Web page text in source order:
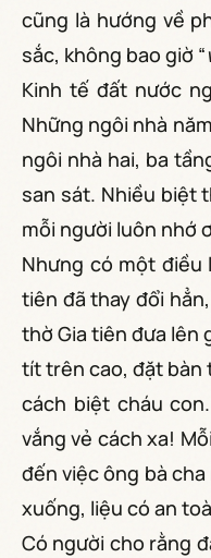
cũng là hướng về
sắc, không bao giờ “
Kinh tế đất nước
Những ngôi nhà
ngôi nhà hai, ba
san sát. Nhiều biệt
mỗi người luôn nhớ
Nhưng có một điều
tiên đã thay đổi
thờ Gia tiên đưa lên
tít trên cao, đặt bàn
cách biệt cháu
vắng vẻ cách xa!
đến việc ông bà
xuống, liệu có an
Có người cho rằng